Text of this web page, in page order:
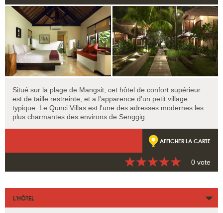
Situé sur la plage de Mangsit, cet hôtel de confort supérieur
est de taille restreinte, et a l'apparence d'un petit village
typique. Le Qunci Villas est l'une des adresses modernes les
plus charmantes des environs de Senggig
AFFICHER LA CARTE
0 vote
L’HÔTEL